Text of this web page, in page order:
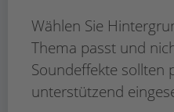
Wählen Sie
Thema passt und
Soundeffekte sollten
unterstützend